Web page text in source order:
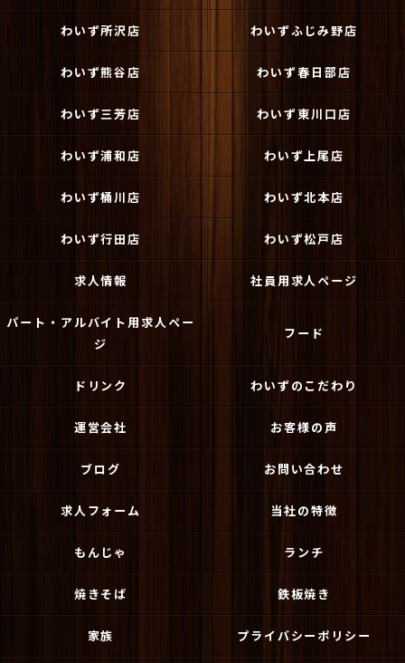
わいず所沢店 わいずふじみ野店
わいず熊谷店 わいず春日部店
わいず三芳店 わいず東川口店
わいず浦和店 わいず上尾店
わいず桶川店 わいず北本店
わいず行田店 わいず松戸店
求人情報 社員用求人ページ
パート・アルバイト用求人ペー
ジ
フード
ドリンク わいずのこだわり
運営会社 お客様の声
ブログ お問い合わせ
求人フォーム 当社の特徴
もんじゃ ランチ
焼きそば 鉄板焼き
家族 プライバシーポリシー